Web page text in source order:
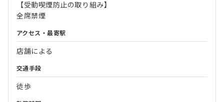
【受動喫煙防止の取り組み】
全席禁煙
アクセス・最寄駅
店舗による
交通手段
徒歩